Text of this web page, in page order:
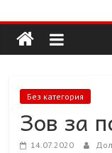
to
content
Долап
БГ
култура|
пътешествия|
мода|
Без категория
Зов за
14.07.2020